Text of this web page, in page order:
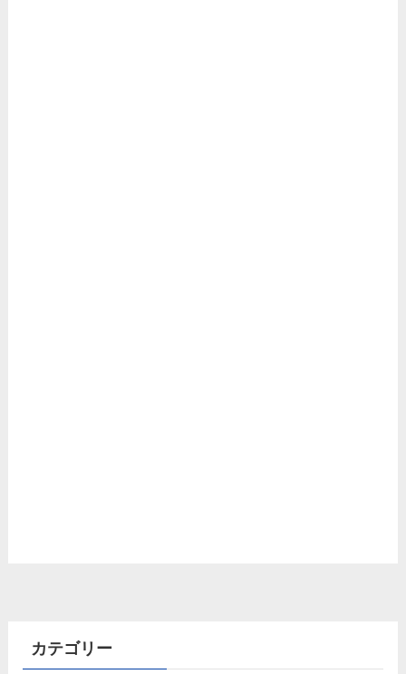
カテゴリー